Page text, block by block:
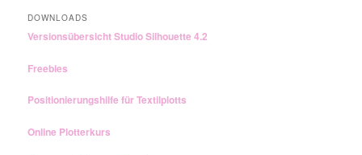
DOWNLOADS
Versionsübersicht Studio Silhouette 4.2
Freebies
Positionierungshilfe für Textilplotts
Online Plotterkurs